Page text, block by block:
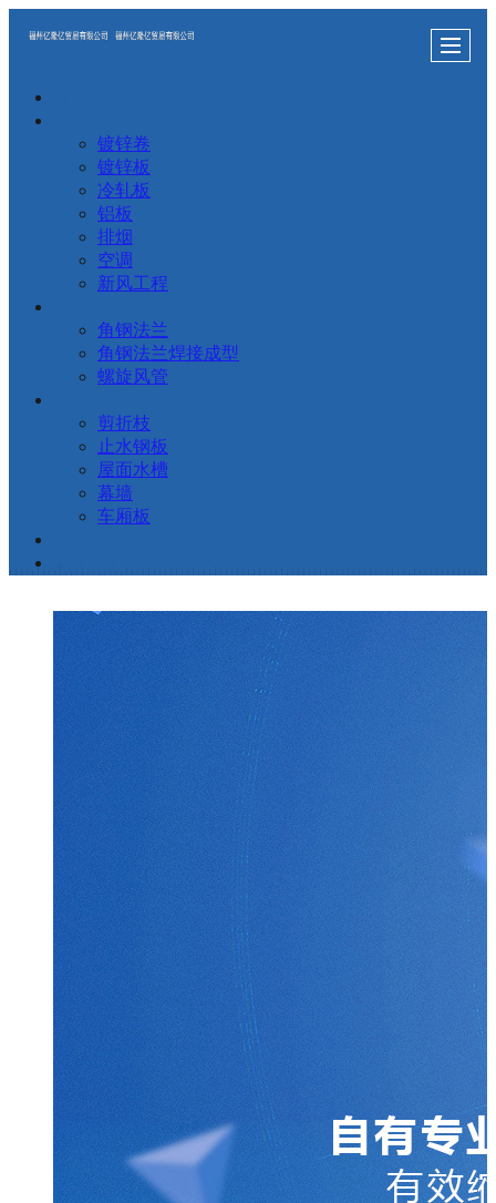
镀锌卷
镀锌板
冷轧板
铝板
排烟
空调
新风工程
角钢法兰
角钢法兰焊接成型
螺旋风管
剪折枝
止水钢板
屋面水槽
幕墙
车厢板